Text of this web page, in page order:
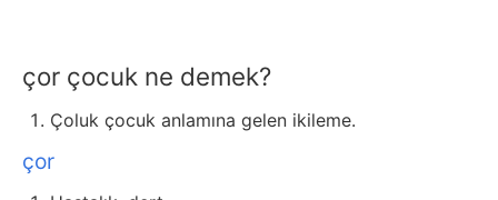
çor çocuk ne demek?
Çoluk çocuk anlamına gelen ikileme.
çor